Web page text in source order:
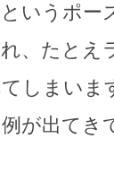
いうポー
、たとえ
しまいま
が出てき